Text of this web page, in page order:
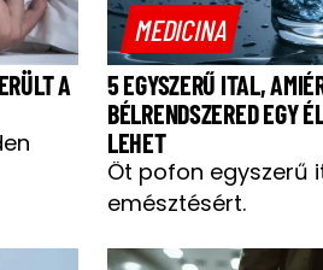
A
MEDICINA
5 EGYSZERŰ ITAL,
BÉLRENDSZERED EGY
LEHET
Öt pofon egyszerű
emésztésért.